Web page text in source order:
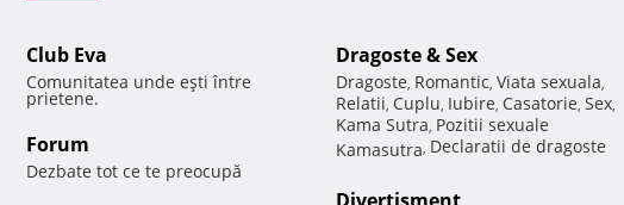
Club Eva
Comunitatea unde eşti între
prietene.
Forum
Dezbate tot ce te preocupă
Dragoste & Sex
Dragoste, Romantic, Viata sexuala,
Relatii, Cuplu, Iubire, Casatorie, Sex,
Kama Sutra, Pozitii sexuale
Kamasutra, Declaratii de dragoste